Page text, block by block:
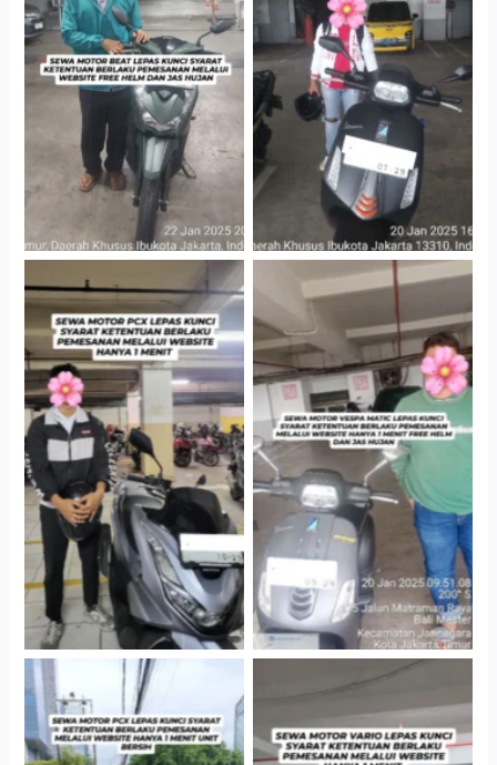
Cityplaza Jatinegara
Gedung Parkir P6A
Cityplaza Jatinegara
Gedung Parkir P6A
Hotel Kartika Chandra,
Jakarta Selatan
Cityplaza Jatinegara
Gedung Parkir P6A